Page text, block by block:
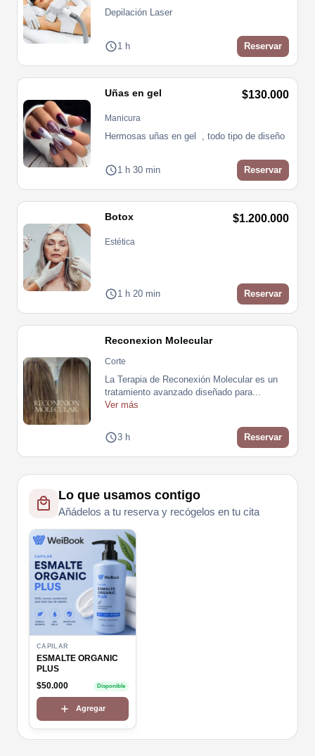
Depilación Laser
1 h Reservar
Uñas en gel $130.000
Manicura
1 h 30 min Reservar
Botox $1.200.000
Estética
1 h 20 min Reservar
Reconexion Molecular
Corte
La Terapia de Reconexión Molecular es un
tratamiento avanzado diseñado para...
Ver más
3 h Reservar
Lo que usamos contigo
Añádelos a tu reserva y recógelos en tu cita
CAPILAR
ESMALTE ORGANIC
PLUS
$50.000 Disponible
Agregar